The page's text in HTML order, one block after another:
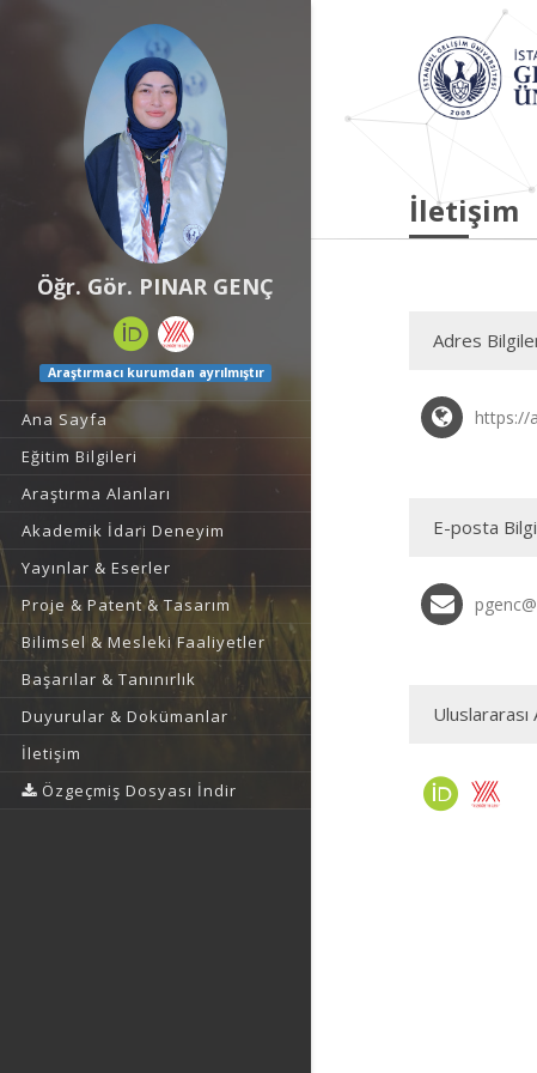
Öğr. Gör. PINAR GENÇ
Araştırmacı kurumdan ayrılmıştır
Ana Sayfa
Eğitim Bilgileri
Araştırma Alanları
Akademik İdari Deneyim
Yayınlar & Eserler
Proje & Patent & Tasarım
Bilimsel & Mesleki Faaliyetler
Başarılar & Tanınırlık
Duyurular & Dokümanlar
İletişim
Özgeçmiş Dosyası İndir
İletişim
Adres
https://
E-posta
Uluslararası